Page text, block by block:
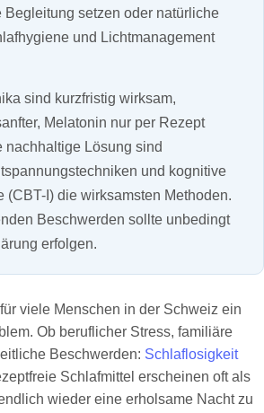
Begleitung setzen oder natürliche
und Lichtmanagement
sind kurzfristig wirksam,
Melatonin nur per Rezept
nachhaltige Lösung sind
und kognitive
(CBT-I) die wirksamsten Methoden.
Beschwerden sollte unbedingt
erfolgen.
viele Menschen in der Schweiz ein
Ob beruflicher Stress, familiäre
Beschwerden: Schlaflosigkeit
Schlafmittel erscheinen oft als
wieder eine erholsame Nacht zu